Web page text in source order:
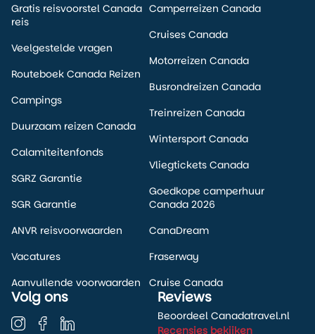
Gratis reisvoorstel Canada
reis
Veelgestelde vragen
Routeboek Canada Reizen
Campings
Duurzaam reizen Canada
Calamiteitenfonds
SGRZ Garantie
SGR Garantie
ANVR reisvoorwaarden
Vacatures
Aanvullende voorwaarden
Camperreizen Canada
Cruises Canada
Motorreizen Canada
Busrondreizen Canada
Treinreizen Canada
Wintersport Canada
Vliegtickets Canada
Goedkope camperhuur
Canada 2026
CanaDream
Fraserway
Cruise Canada
Volg ons Reviews
Beoordeel Canadatravel.nl
Recensies bekijken